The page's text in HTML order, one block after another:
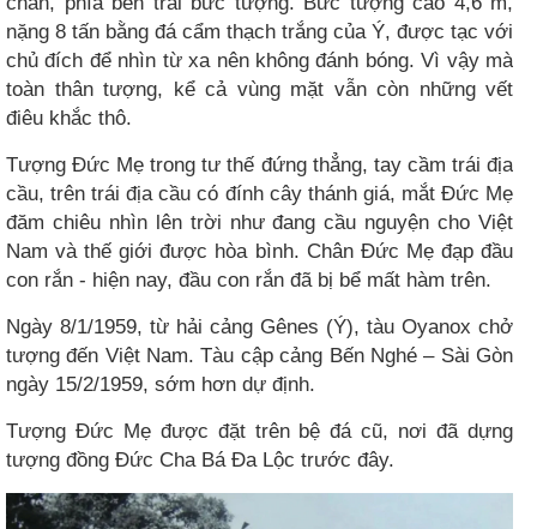
nặng 8 tấn bằng đá cẩm thạch trắng của Ý, được tạc với
chủ đích để nhìn từ xa nên không đánh bóng. Vì vậy mà
toàn thân tượng, kể cả vùng mặt vẫn còn những vết
điêu khắc thô.
Tượng Đức Mẹ trong tư thế đứng thẳng, tay cầm trái địa
cầu, trên trái địa cầu có đính cây thánh giá, mắt Đức Mẹ
đăm chiêu nhìn lên trời như đang cầu nguyện cho Việt
Nam và thế giới được hòa bình. Chân Đức Mẹ đạp đầu
con rắn - hiện nay, đầu con rắn đã bị bể mất hàm trên.
Ngày 8/1/1959, từ hải cảng Gênes (Ý), tàu Oyanox chở
tượng đến Việt Nam. Tàu cập cảng Bến Nghé – Sài Gòn
ngày 15/2/1959, sớm hơn dự định.
Tượng Đức Mẹ được đặt trên bệ đá cũ, nơi đã dựng
tượng đồng Đức Cha Bá Đa Lộc trước đây.